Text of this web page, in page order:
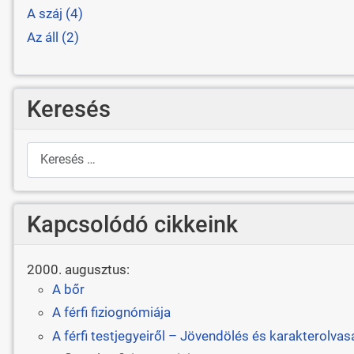
A száj (4)
Az áll (2)
Keresés
Keresés
Kapcsolódó cikkeink
2000. augusztus:
A bőr
A férfi fiziognómiája
A férfi testjegyeiről – Jövendölés és